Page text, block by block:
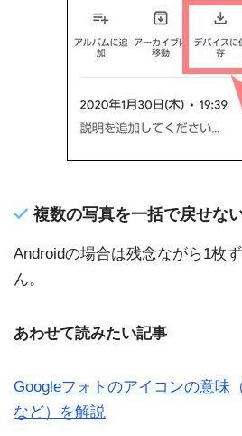
複数の写真を一括で戻せな
Androidの場合は残念ながら1枚
ん。
あわせて読みたい記事
Googleフォトのアイコンの意味
など）を解説